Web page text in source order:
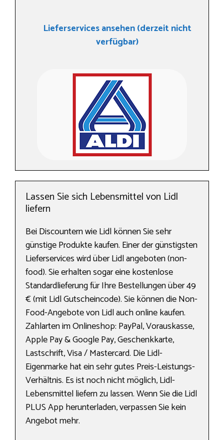
Lieferservices ansehen (derzeit nicht
verfügbar)
Lassen Sie sich Lebensmittel von Lidl
liefern
Bei Discountern wie Lidl können Sie sehr
günstige Produkte kaufen. Einer der günstigsten
Lieferservices wird über Lidl angeboten (non-
food). Sie erhalten sogar eine kostenlose
Standardlieferung für Ihre Bestellungen über 49
€ (mit Lidl Gutscheincode). Sie können die Non-
Food-Angebote von Lidl auch online kaufen.
Zahlarten im Onlineshop: PayPal, Vorauskasse,
Apple Pay & Google Pay, Geschenkkarte,
Lastschrift, Visa / Mastercard. Die Lidl-
Eigenmarke hat ein sehr gutes Preis-Leistungs-
Verhältnis. Es ist noch nicht möglich, Lidl-
Lebensmittel liefern zu lassen. Wenn Sie die Lidl
PLUS App herunterladen, verpassen Sie kein
Angebot mehr.